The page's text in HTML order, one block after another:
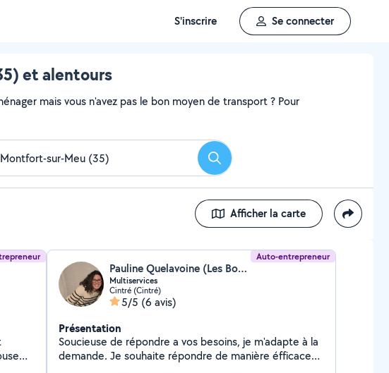
S'inscrire Se connecter
et alentours
mais vous n'avez pas le bon moyen de transport ? Pour
Rechercher
Afficher la carte
Auto-entrepreneur
Pauline Quelavoine (Les Bons Services)
Multiservices
Cintré (Cintré)
5/5 (6 avis)
Présentation
Soucieuse de répondre a vos besoins, je m'adapte à la
demande. Je souhaite répondre de manière éfficace